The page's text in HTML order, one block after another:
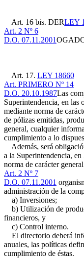
Art. 16 bis. DERLEY
Art. 2 Nº 6
D.O. 07.11.2001
Art. 17. LEY 18660
Art. PRIMERO Nº 14
D.O. 20.10.1987Las
Superintendencia, en las
mediante norma de
de pólizas emitidas,
general, cualquier
cumplimiento a lo
Además, será
a la Superintendencia,
norma de carácter
Art. 2 Nº 7
D.O. 07.11.2001
administración de la
a) Inversiones;
b) Utilización de
financieros, y
c) Control interno.
El directorio deberá
anuales, las políticas
cumplimiento de éstas.